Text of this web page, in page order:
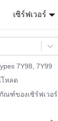
เซิร์ฟเวอร์
7Y98, 7Y99
หลด
ณฑ์ของเซิร์ฟเวอร์